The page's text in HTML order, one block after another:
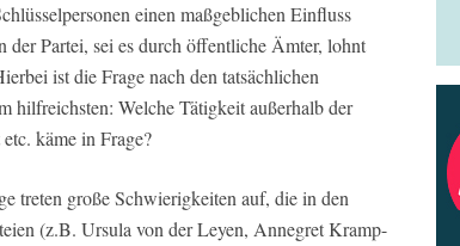
einen maßgeblichen Einfluss
der Partei, sei es durch öffentliche Ämter, lohnt
ist die Frage nach den tatsächlichen
hilfreichsten: Welche Tätigkeit außerhalb der
käme in Frage?
treten große Schwierigkeiten auf, die in den
(z.B. Ursula von der Leyen, Annegret Kramp-